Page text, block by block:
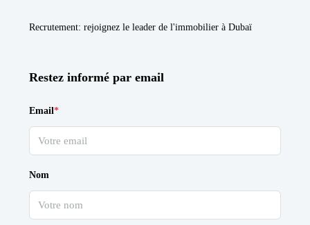
Recrutement: rejoignez le leader de l'immobilier à Dubaï
Restez informé par email
Email*
Nom